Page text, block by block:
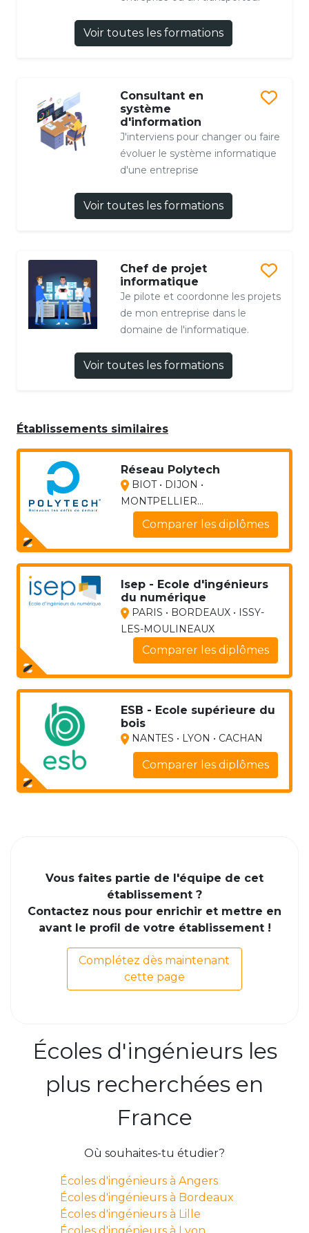
Voir toutes les formations
Consultant en
système
d'information
J'interviens pour changer ou faire
évoluer le système informatique
d'une entreprise
Voir toutes les formations
Chef de projet
informatique
Je pilote et coordonne les projets
de mon entreprise dans le
domaine de l'informatique.
Voir toutes les formations
Établissements similaires
Réseau Polytech
BIOT • DIJON •
MONTPELLIER...
Comparer les diplômes
Isep - Ecole d'ingénieurs
du numérique
PARIS • BORDEAUX • ISSY-
LES-MOULINEAUX
Comparer les diplômes
ESB - Ecole supérieure du
bois
NANTES • LYON • CACHAN
Comparer les diplômes
Vous faites partie de l'équipe de cet
établissement ?
Contactez nous pour enrichir et mettre en
avant le profil de votre établissement !
Complétez dès maintenant
cette page
Écoles d'ingénieurs les
plus recherchées en
France
Où souhaites-tu étudier?
Écoles d'ingénieurs à Angers
Écoles d'ingénieurs à Bordeaux
Écoles d'ingénieurs à Lille